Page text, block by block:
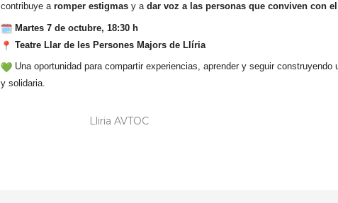
contribuye aromper estigmas y adar voz a las personas que conviven con el
Martes 7 de octubre, 18:30 h
Teatre Llar de les Persones Majors de Llíria
Una oportunidad para compartir experiencias, aprender y seguir construyendo
y solidaria.